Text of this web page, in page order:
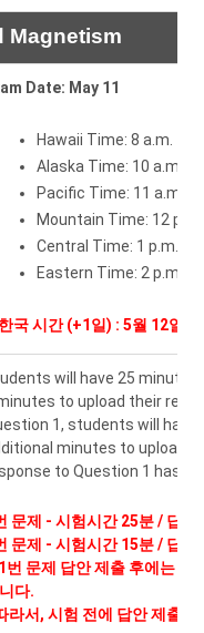
Magnetism
Date: May 11
Hawaii Time: 8 a.m.
Alaska Time: 10 a.m.
Pacific Time: 11 a.m.
Mountain Time: 12 p.m.
Central Time: 1 p.m.
Eastern Time: 2 p.m.
한국 시간 (+1일) : 5월 12일
will have 25 minutes
to upload their
1, students will
minutes to upload
to Question 1 has
문제 - 시험시간 25분 / 답안
문제 - 시험시간 15분 / 답안
번 문제 답안 제출 후에는 다
다.
라서, 시험 전에 답안 제출